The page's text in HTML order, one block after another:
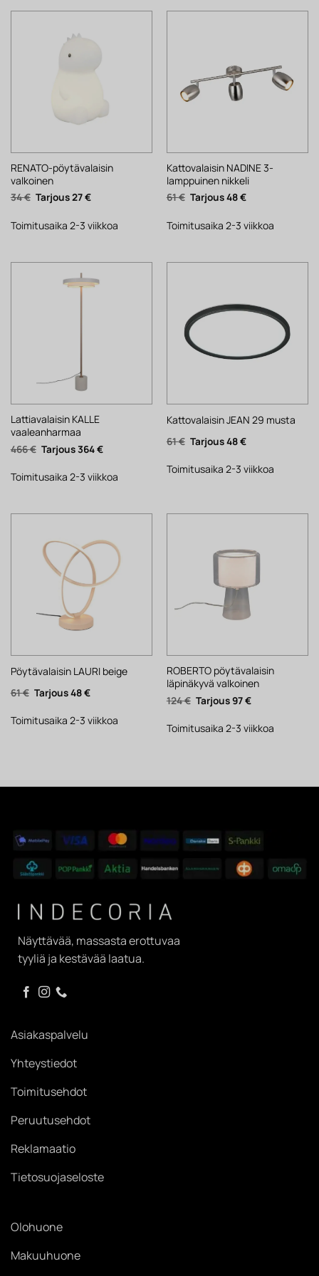
RENATO-pöytävalaisin
valkoinen
34€ Alkuperäinen
hinta
34 €.
27€Nykyinen
27 €.
Toimitusaika 2-3 viikkoa
Kattovalaisin NADINE 3-
lamppuinen nikkeli
61€ Alkuperäinen
hinta
61 €.
48€Nykyinen
48 €.
Toimitusaika 2-3 viikkoa
Lattiavalaisin KALLE
vaaleanharmaa
466€ Alkuperäinen
hinta
466 €.
364€Nykyinen
364 €.
Toimitusaika 2-3 viikkoa
Kattovalaisin JEAN 29 musta
61€ Alkuperäinen
hinta
61 €.
48€Nykyinen
48 €.
Toimitusaika 2-3 viikkoa
Pöytävalaisin LAURI beige
61€ Alkuperäinen
hinta
61 €.
48€Nykyinen
48 €.
Toimitusaika 2-3 viikkoa
ROBERTO pöytävalaisin
läpinäkyvä valkoinen
124€ Alkuperäinen
hinta
124 €.
97€Nykyinen
97 €.
Toimitusaika 2-3 viikkoa
Näyttävää, massasta erottuvaa
tyyliä ja kestävää laatua.
Asiakaspalvelu
Yhteystiedot
Toimitusehdot
Peruutusehdot
Reklamaatio
Tietosuojaseloste
Olohuone
Makuuhuone